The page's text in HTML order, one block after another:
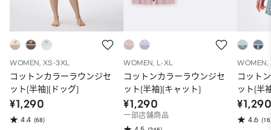
WOMEN, XS-3XL
コットンカラーラウンジセ
ット(半袖)(ドッグ)
¥1,290
4.4 (68)
WOMEN, L-XL
コットンカラーラウンジセ
ット(半袖)(キャット)
¥1,290
一部店舗商品
WOMEN,
コット
ット(半
4.6